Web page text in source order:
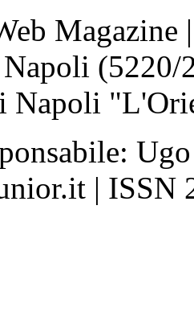
Magazine
Napoli
| ISSN